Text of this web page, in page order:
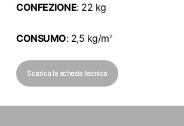
CONFEZIONE: 22 kg
CONSUMO: 2,5 kg/m2
Scarica la scheda tecnica